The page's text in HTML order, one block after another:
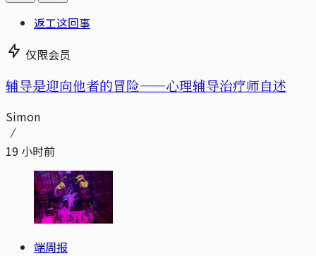
返工这回事
仅限会员
辅导是迎向他者的冒险——心理辅导治疗师自述
Simon
19 小时前
端周报